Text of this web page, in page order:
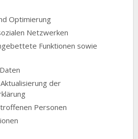
Optimierung
Netzwerken
Funktionen sowie
der
Personen